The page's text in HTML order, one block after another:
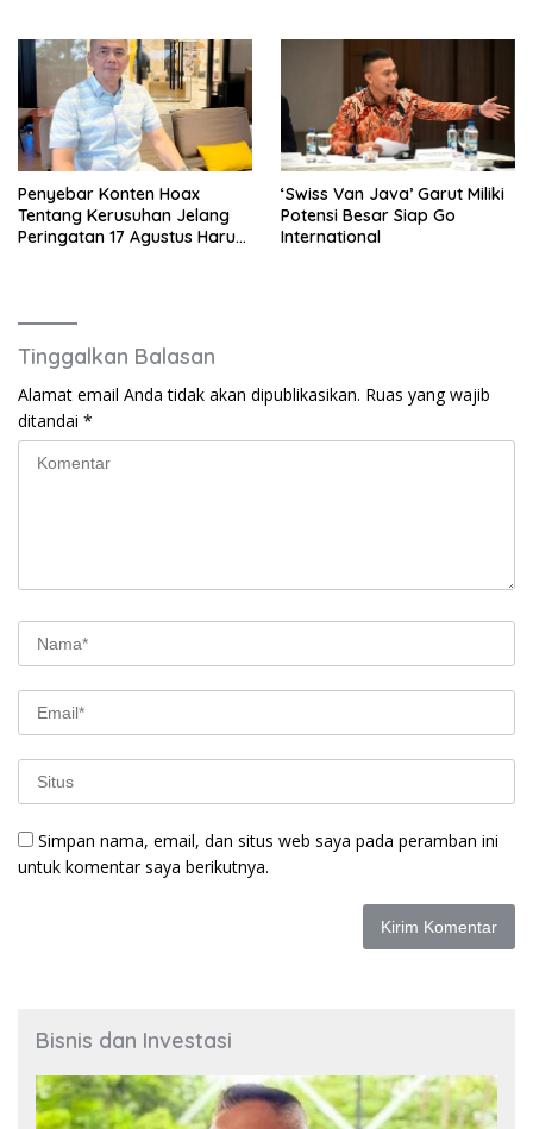
Penyebar Konten Hoax
Tentang Kerusuhan Jelang
Peringatan 17 Agustus Harus
‘Swiss Van Java’ Garut Miliki
Potensi Besar Siap Go
International
Tinggalkan Balasan
Alamat email Anda tidak akan dipublikasikan. Ruas yang wajib
ditandai *
Simpan nama, email, dan situs web saya pada peramban ini
untuk komentar saya berikutnya.
Bisnis dan Investasi